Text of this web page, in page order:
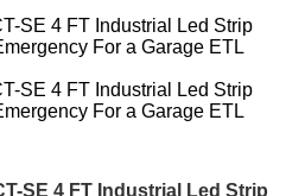
SE 4 FT Industrial Led Strip